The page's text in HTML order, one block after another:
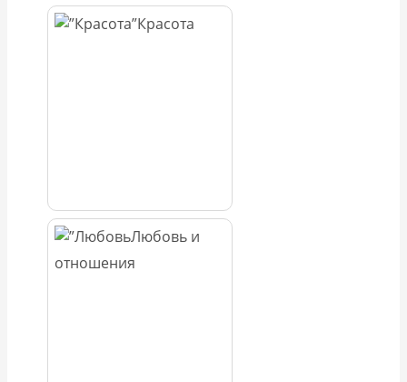
Красота
Любовь и
отношения